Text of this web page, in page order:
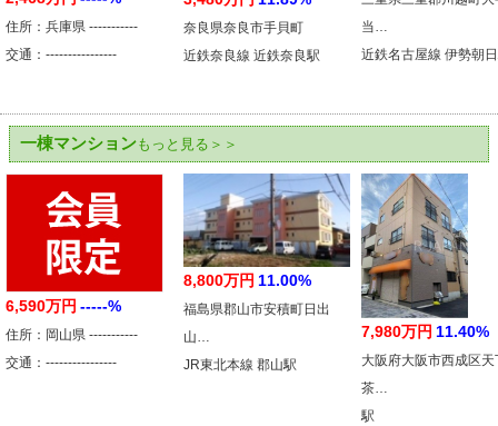
住所：兵庫県 -----------
交通：----------------
奈良県奈良市手貝町
近鉄奈良線 近鉄奈良駅
当…
近鉄名古屋線 伊勢朝
一棟マンションもっと見る＞＞
6,590万円 -----%
住所：岡山県 -----------
交通：----------------
8,800万円 11.00%
福島県郡山市安積町日出
山…
JR東北本線 郡山駅
7,980万円 11.40%
大阪府大阪市西成区天
茶…
駅